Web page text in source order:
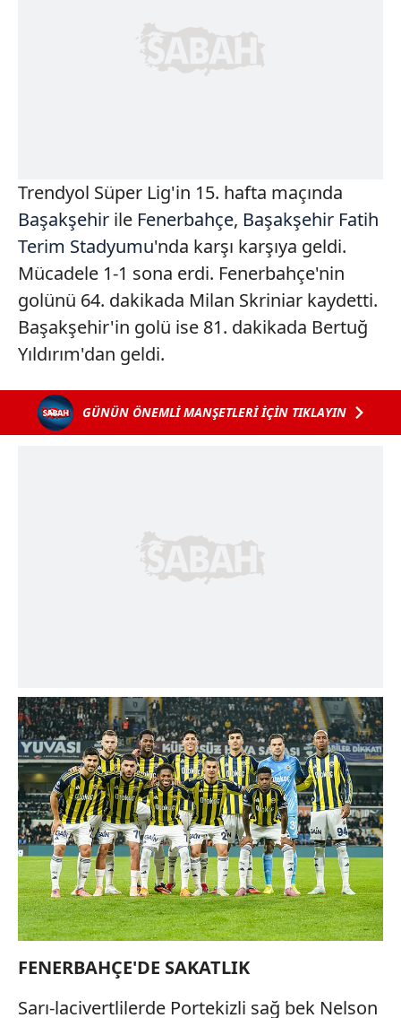
Trendyol Süper Lig'in 15. hafta maçında
Başakşehir ile Fenerbahçe, Başakşehir Fatih
Terim Stadyumu'nda karşı karşıya geldi.
Mücadele 1-1 sona erdi. Fenerbahçe'nin
golünü 64. dakikada Milan Skriniar kaydetti.
Başakşehir'in golü ise 81. dakikada Bertuğ
Yıldırım'dan geldi.
GÜNÜN ÖNEMLİ MANŞETLERİ İÇİN TIKLAYIN
FENERBAHÇE'DE SAKATLIK
Sarı-lacivertlilerde Portekizli sağ bek Nelson